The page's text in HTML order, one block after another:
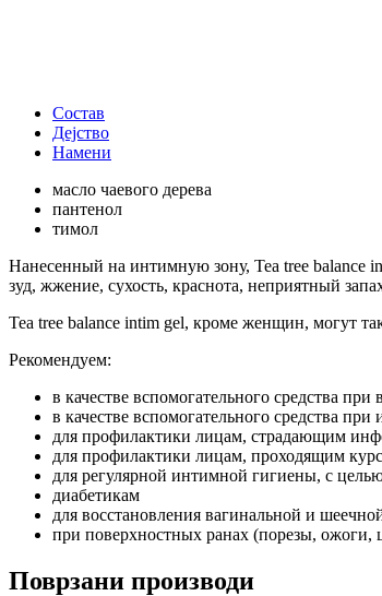
Состав
Дејство
Намени
масло чаевого дерева
пантенол
тимол
Нанесенный на интимную зону, Tea tree balance
зуд, жжение, сухость, краснота, неприятный
Tea tree balance intim gel, кроме женщин, могут
Рекомендуем:
в качестве вспомогательного средства
в качестве вспомогательного средства
для профилактики лицам, страдающим
для профилактики лицам, проходящим
для регулярной интимной гигиены, с
диабетикам
для восстановления вагинальной и
при поверхностных ранах (порезы, ожоги,
Поврзани производи